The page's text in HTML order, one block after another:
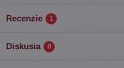
Recenzie 1
Diskusia 0